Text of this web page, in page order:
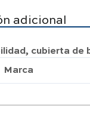
adicional
cubierta de
Marca